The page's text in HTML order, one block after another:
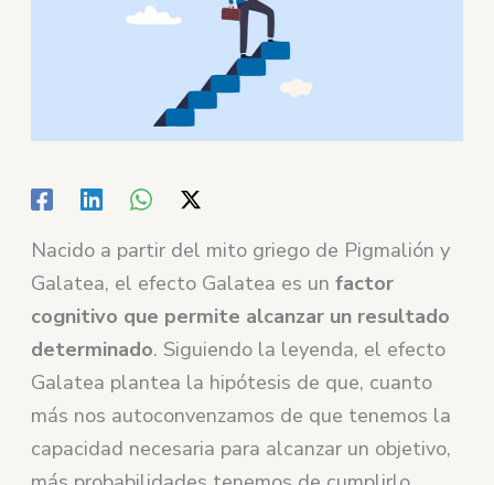
Nacido a partir del mito griego de Pigmalión y
Galatea, el efecto Galatea es unfactor
cognitivo que permite alcanzar un resultado
determinado. Siguiendo la leyenda, el efecto
Galatea plantea la hipótesis de que, cuanto
más nos autoconvenzamos de que tenemos la
capacidad necesaria para alcanzar un objetivo,